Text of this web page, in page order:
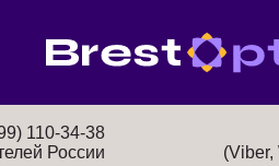
110-34-38
России
(Viber,